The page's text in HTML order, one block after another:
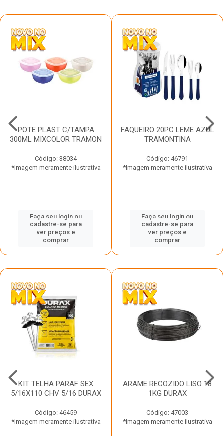
POTE PLAST C/TAMPA
300ML MIXCOLOR TRAMON
Código: 38034
*Imagem meramente ilustrativa
Faça seu login ou
cadastre-se para
ver preços e
comprar
FAQUEIRO 20PC LEME AZUL
TRAMONTINA
Código: 46791
*Imagem meramente ilustrativa
Faça seu login ou
cadastre-se para
ver preços e
comprar
KIT TELHA PARAF SEX
5/16X110 CHV 5/16 DURAX
Código: 46459
*Imagem meramente ilustrativa
ARAME RECOZIDO LISO 18
1KG DURAX
Código: 47003
*Imagem meramente ilustrativa